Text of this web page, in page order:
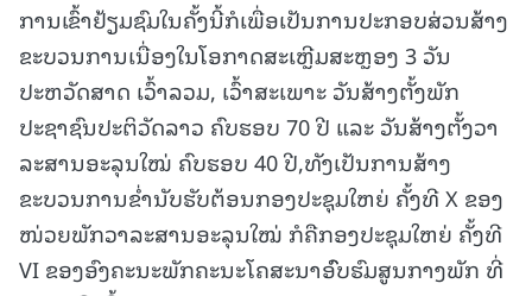
ການເຂົ້າຢ້ຽມຊົມໃນຄັ້ງນີ້ກໍເພື່ອເປັນການປະກອບສ່ວນສ້າງ
ຂະບວນການເນື່ອງໃນໂອກາດສະເຫຼີມສະຫຼອງ 3 ວັນ
ປະຫວັດສາດ ເວົ້າລວມ, ເວົ້າສະເພາະ ວັນສ້າງຕັ້ງພັກ
ປະຊາຊົນປະຕິວັດລາວ ຄົບຮອບ 70 ປີ ແລະ ວັນສ້າງຕັ້ງວາ
ລະສານອະລຸນໃໝ່ ຄົບຮອບ 40 ປີ,ທັງເປັນການສ້າງ
ຂະບວນການຂໍ່ານັບຮັບຕ້ອນກອງປະຊຸມໃຫຍ່ ຄັ້ງທີ X ຂອງ
ໜ່ວຍພັກວາລະສານອະລຸນໃໝ່ ກໍຄືກອງປະຊຸມໃຫຍ່ ຄັ້ງທີ
VI ຂອງອົງຄະນະພັກຄະນະໂຄສະນາອົົບຮົມສູນກາງພັກ ທີ່